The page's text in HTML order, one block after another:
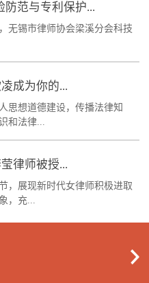
防范与专利保护...
无锡市律师协会梁溪分会科技
成为你的...
思想道德建设，传播法律知
和法律...
律师被授...
，展现新时代女律师积极进取
，充...